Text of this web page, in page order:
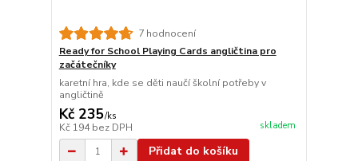
7 hodnocení
Ready for School Playing Cards angličtina pro
začátečníky
karetní hra, kde se děti naučí školní potřeby v
angličtině
Kč 235/ks
Kč 194bez DPH skladem
Přidat do košíku